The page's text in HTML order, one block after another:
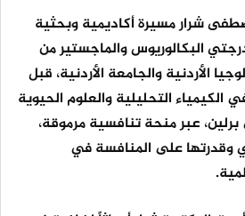
شرار مسيرة أكاديمية وبحثية
البكالوريوس والماجستير من
الأردنية والجامعة الأردنية، قبل
الكيمياء التحليلية والعلوم الحيوية
عبر منحة تنافسية مرموقة،
وقدرتها على المنافسة في